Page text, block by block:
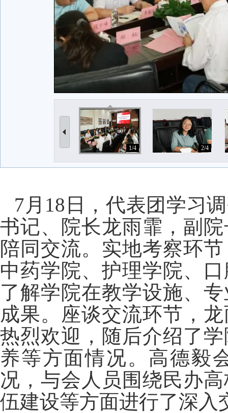
1/4 2/4
7 月 18 日，代表团学习
书记、院长龙雨霏，副
陪同交流。实地考察环
中药学院、护理学院、
了解学院在教学设施、
成果。座谈交流环节，
热烈欢迎，随后介绍了
养等方面情况。高德毅
况，与会人员围绕民办
伍建设等方面进行了深入